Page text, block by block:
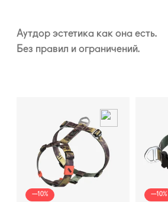
Аутдор эстетика как она есть.
Без правил и ограничений.
—10% —10%